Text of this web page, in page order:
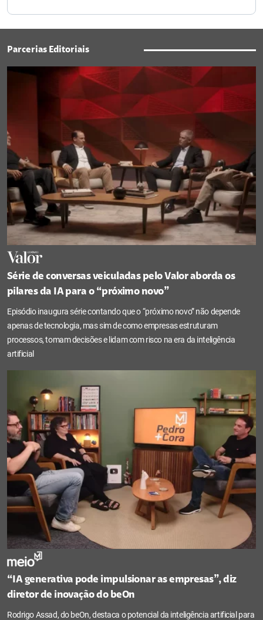
Parcerias Editoriais
Série de conversas veiculadas pelo Valor aborda os
pilares da IA para o “próximo novo”
Episódio inaugura série contando que o “próximo novo” não depende
apenas de tecnologia, mas sim de como empresas estruturam
processos, tomam decisões e lidam com risco na era da inteligência
artificial
“IA generativa pode impulsionar as empresas”, diz
diretor de inovação do beOn
Rodrigo Assad, do beOn, destaca o potencial da inteligência artificial para